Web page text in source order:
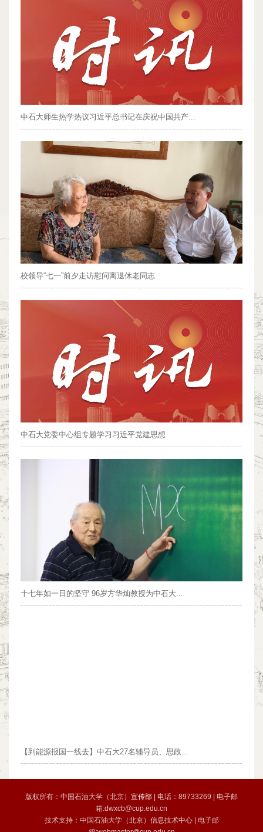
中石大师生热学热议习近平总书记在庆祝中国共产...
校领导“七一”前夕走访慰问离退休老同志
中石大党委中心组专题学习习近平党建思想
十七年如一日的坚守 96岁方华灿教授为中石大...
【到能源报国一线去】中石大27名辅导员、思政...
版权所有：中国石油大学（北京） 宣传部
| 电话：89733269 | 电子邮
箱:dwxcb@cup.edu.cn
技术支持：中国石油大学（北京）信息技术中心 | 电子邮